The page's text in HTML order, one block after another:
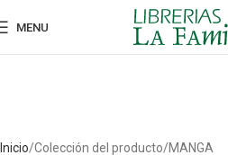
MENU
Inicio Colección del producto MANGA